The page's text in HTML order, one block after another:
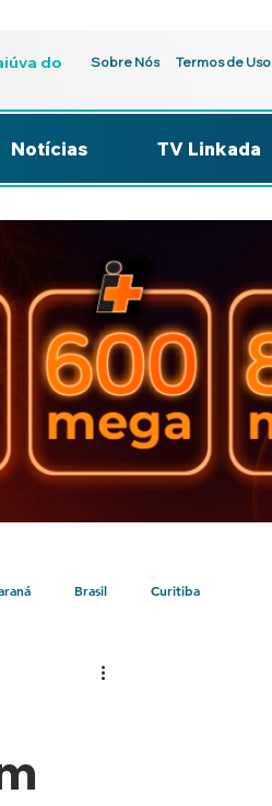
do
Sobre Nós Termos de Uso
Notícias TV Linkada
Brasil Curitiba